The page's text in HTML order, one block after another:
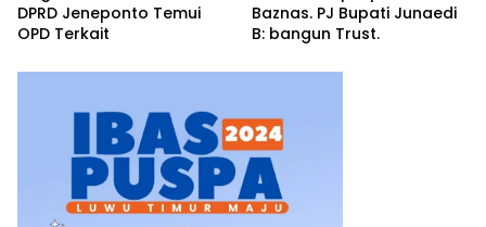
DPRD Jeneponto Temui
OPD Terkait
Baznas. PJ Bupati Junaedi
B: bangun Trust.